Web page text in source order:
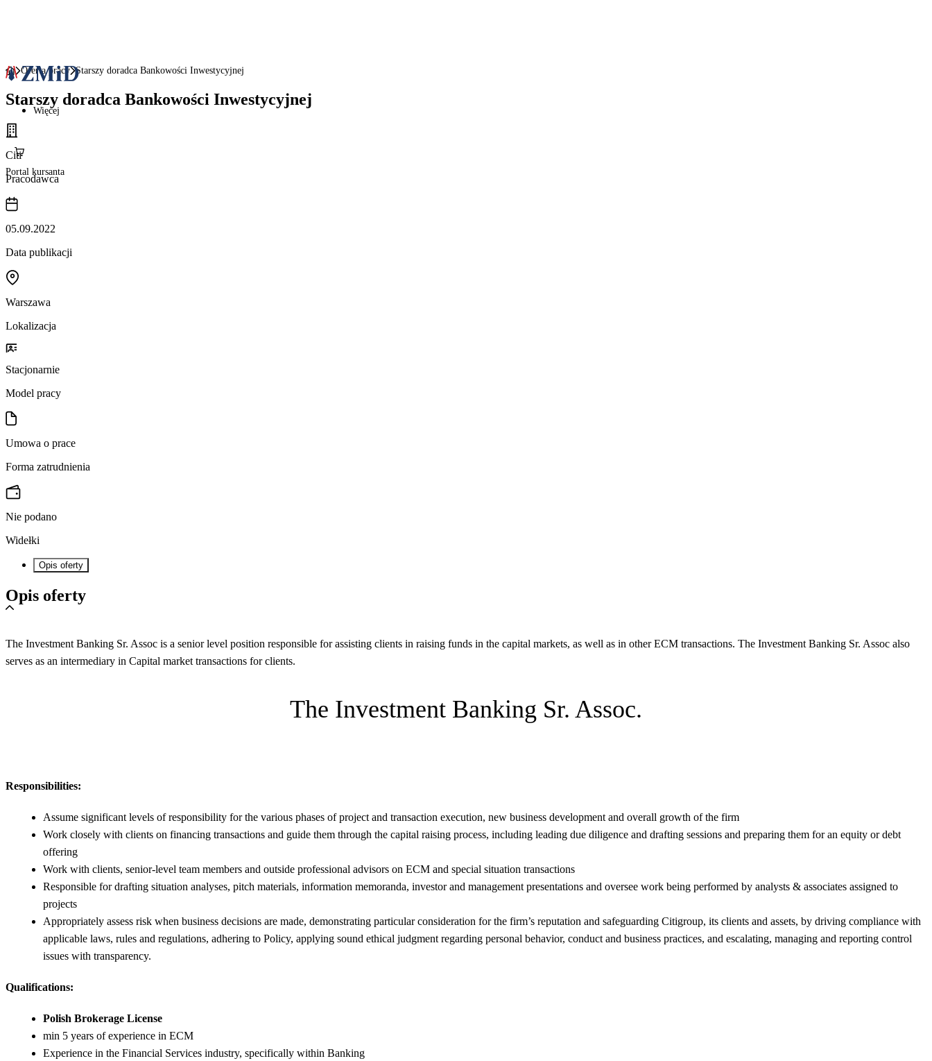
Więcej
Portal kursanta
Oferta pracy Starszy doradca Bankowości Inwestycyjnej
Starszy doradca Bankowości Inwestycyjnej
Citi
Pracodawca
05.09.2022
Data publikacji
Warszawa
Lokalizacja
Stacjonarnie
Model pracy
Umowa o prace
Forma zatrudnienia
Nie podano
Widełki
Opis oferty
Opis oferty
The Investment Banking Sr. Assoc is a senior level position responsible for assisting clients in raising funds in the capital markets, as well as in other ECM transactions. The Investment Banking Sr. Assoc also
serves as an intermediary in Capital market transactions for clients.
The Investment Banking Sr. Assoc.
Responsibilities:
Assume significant levels of responsibility for the various phases of project and transaction execution, new business development and overall growth of the firm
Work closely with clients on financing transactions and guide them through the capital raising process, including leading due diligence and drafting sessions and preparing them for an equity or debt
offering
Work with clients, senior-level team members and outside professional advisors on ECM and special situation transactions
Responsible for drafting situation analyses, pitch materials, information memoranda, investor and management presentations and oversee work being performed by analysts & associates assigned to
projects
Appropriately assess risk when business decisions are made, demonstrating particular consideration for the firm’s reputation and safeguarding Citigroup, its clients and assets, by driving compliance with
applicable laws, rules and regulations, adhering to Policy, applying sound ethical judgment regarding personal behavior, conduct and business practices, and escalating, managing and reporting control
issues with transparency.
Qualifications:
Polish Brokerage License
min 5 years of experience in ECM
Experience in the Financial Services industry, specifically within Banking